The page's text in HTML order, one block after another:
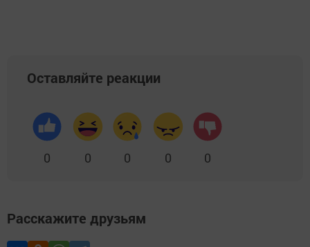
Оставляйте реакции
0 0 0 0 0
Расскажите друзьям